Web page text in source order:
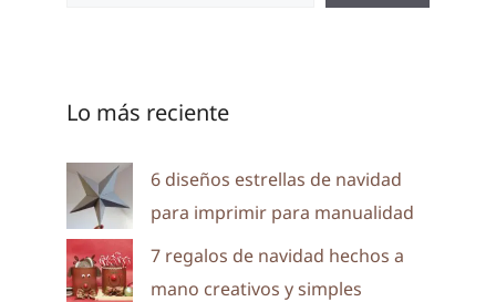
Lo más reciente
6 diseños estrellas de navidad
para imprimir para manualidad
7 regalos de navidad hechos a
mano creativos y simples